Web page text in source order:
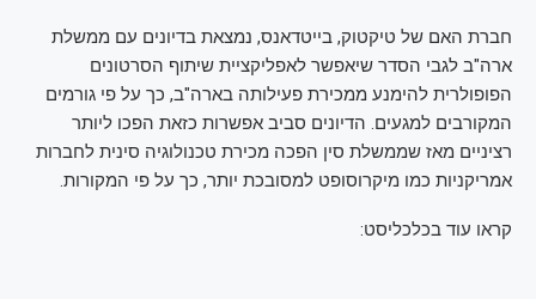
חברת האם של טיקטוק, בייטדאנס, נמצאת בדיונים עם ממשלת
ארה"ב לגבי הסדר שיאפשר לאפליקציית שיתוף הסרטונים
הפופולרית להימנע ממכירת פעילותה בארה"ב, כך על פי גורמים
המקורבים למגעים. הדיונים סביב אפשרות כזאת הפכו ליותר
רציניים מאז שממשלת סין הפכה מכירת טכנולוגיה סינית לחברות
אמריקניות כמו מיקרוסופט למסובכת יותר, כך על פי המקורות.
קראו עוד בכלכליסט: